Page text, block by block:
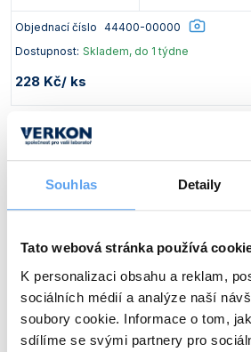
Souhlas Detaily
Tato webová stránka používá
K personalizaci obsahu a reklam,
sociálních médií a analýze naší
soubory cookie. Informace o tom,
sdílíme se svými partnery pro
Objednací číslo 44400-00000
Dostupnost: Skladem, do 1 týdne
228 Kč/ ks
Kvalita
0,25 mol/l
Skladem, do 1 týdne
372 Kč / ks
Kvalita Obsah
Vlastnosti skla a porcelánu
Zkumavky
Zátky a uzávěry
Zkumavky a stojany
Vlastnosti plastů
Teploměry, vlhkoměry a další
měření prostředí (klimatu)
Turbidimetry (měření zákalu)
Váhy
Viskozimetry